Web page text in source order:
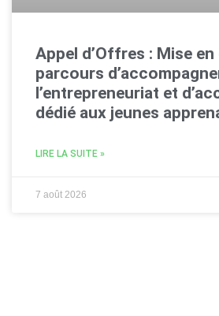
Appel d’Offres : Mise
parcours
l’entrepreneuriat et
dédié aux jeunes
LIRE LA SUITE »
7 août 2026